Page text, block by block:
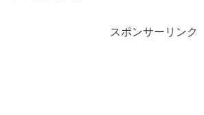
スポンサーリンク